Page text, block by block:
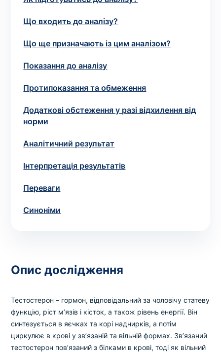
Що входить до аналізу?
Що ще призначають із цим аналізом?
Показання до аналізу
Протипоказання та обмеження
Додаткові обстеження у разі відхилення від
норми
Аналітичний результат
Інтерпретація результатів
Переваги
Синоніми
Опис дослідження
Тестостерон – гормон, відповідальний за чоловічу статеву
функцію, ріст м’язів і кісток, а також рівень енергії. Він
синтезується в яєчках та корі наднирків, а потім
циркулює в крові у зв’язаній та вільній формах. Зв’язаний
тестостерон пов’язаний з білками в крові, тоді як вільний
потрібний. Виняток становлять мазки та
виконує лікар – необхідийзапис до фахівця
Ваше ім'я*
Оформити замовлення
Якщо ви не знаєте, які аналізи вам необхідні,
запишіться до лікаря на консультацію .